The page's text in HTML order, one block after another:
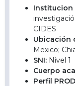
Institucion
CIDES
Ubicación
Mexico;
SNI: Nivel 1
Cuerpo
Perfil